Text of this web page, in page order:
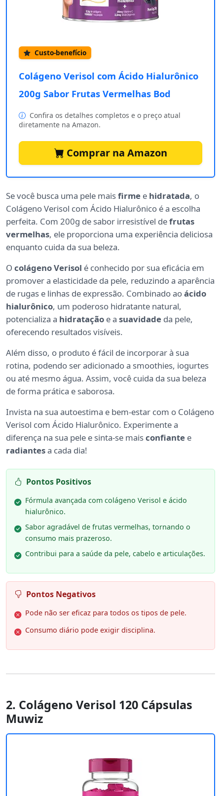
Custo-benefício
Colágeno Verisol com Ácido Hialurônico
200g Sabor Frutas Vermelhas Bod
Confira os detalhes completos e o preço atual
diretamente na Amazon.
Comprar na Amazon
Se você busca uma pele maisfirme e hidratada, o
Colágeno Verisol com Ácido Hialurônico é a escolha
perfeita. Com 200g de sabor irresistível defrutas
vermelhas, ele proporciona uma experiência deliciosa
enquanto cuida da sua beleza.
O colágeno Verisol é conhecido por sua eficácia em
promover a elasticidade da pele, reduzindo a aparência
de rugas e linhas de expressão. Combinado aoácido
hialurônico, um poderoso hidratante natural,
potencializa a hidratação e a suavidade da pele,
oferecendo resultados visíveis.
Além disso, o produto é fácil de incorporar à sua
rotina, podendo ser adicionado a smoothies, iogurtes
ou até mesmo água. Assim, você cuida da sua beleza
de forma prática e saborosa.
Invista na sua autoestima e bem-estar com o Colágeno
Verisol com Ácido Hialurônico. Experimente a
diferença na sua pele e sinta-se maisconfiante e
radiantesa cada dia!
Pontos Positivos
Fórmula avançada com colágeno Verisol e ácido
hialurônico.
Sabor agradável de frutas vermelhas, tornando o
consumo mais prazeroso.
Contribui para a saúde da pele, cabelo e articulações.
Pontos Negativos
Pode não ser eficaz para todos os tipos de pele.
Consumo diário pode exigir disciplina.
2. Colágeno Verisol 120 Cápsulas
Muwiz